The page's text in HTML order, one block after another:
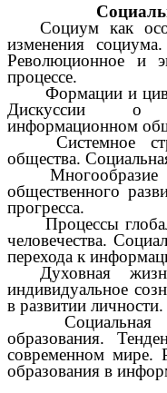
Социум как
изменения
Революционное и
процессе.
Формации и
Дискуссии о
информационном
Системное
общества.
Многообразие
общественного
прогресса.
Процессы
человечества.
перехода к
Духовная
индивидуальное
в развитии личности.
Социальная
образования.
современном мире.
образования в